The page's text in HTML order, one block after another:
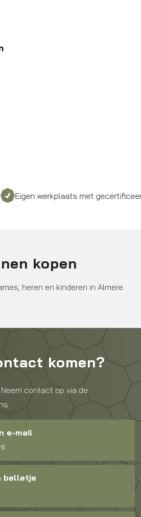
werkplaats met gecertificeerd
kopen
heren en kinderen in Almere
komen?
contact op via de
e-mail
belletje